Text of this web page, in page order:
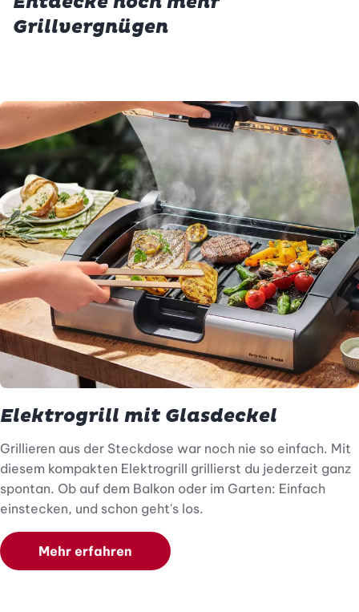
Grillvergnügen
Elektrogrill mit Glasdeckel
Grillieren aus der Steckdose war noch nie so einfach. Mit
diesem kompakten Elektrogrill grillierst du jederzeit ganz
spontan. Ob auf dem Balkon oder im Garten: Einfach
einstecken, und schon geht's los.
Mehr erfahren